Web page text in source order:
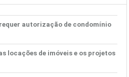
autorização de condomínio
locações de imóveis e os projetos